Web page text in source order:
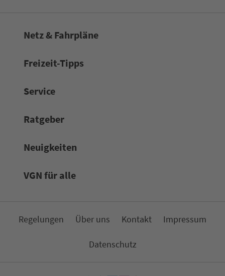
Netz & Fahrpläne
Frei­zeit-Tipps
Service
Rat­ge­ber
Neuigkeiten
VGN für alle
Re­ge­lungen Über uns Kon­takt Impressum
Da­ten­schutz